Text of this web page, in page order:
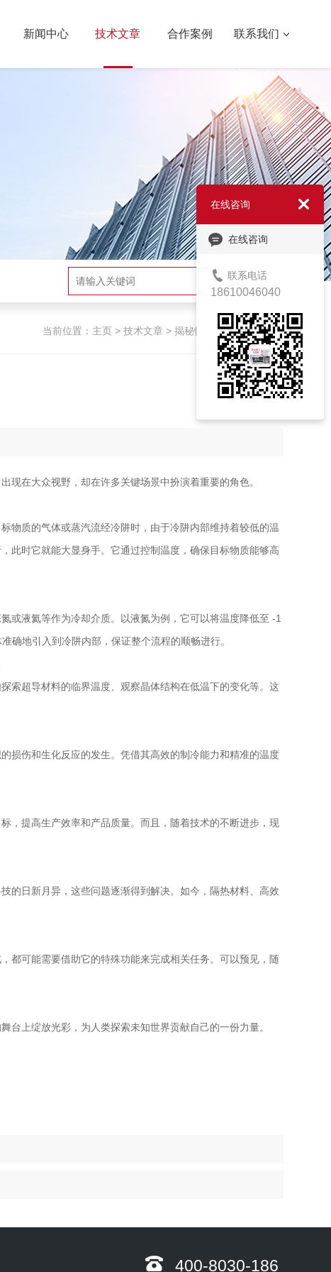
新闻中心 技术文章 合作案例 联系我们
搜索
当前位置： 主页> 技术文章> 揭秘快速低温冷阱的认知
在大众视野，却在许多关键场景中扮演着重要的角色。
物质的气体或蒸汽流经冷阱时，由于冷阱内部维持着较低的温
此时它就能大显身手。它通过控制温度，确保目标物质能够高
液氦等作为冷却介质。以液氮为例，它可以将温度降低至 -1
地引入到冷阱内部，保证整个流程的顺畅进行。
超导材料的临界温度、观察晶体结构在低温下的变化等。这
伤和生化反应的发生。凭借其高效的制冷能力和精准的温度
提高生产效率和产品质量。而且，随着技术的不断进步，现
日新月异，这些问题逐渐得到解决。如今，隔热材料、高效
可能需要借助它的特殊功能来完成相关任务。可以预见，随
上绽放光彩，为人类探索未知世界贡献自己的一份力量。
400-8030-186
在线咨询
在线咨询
联系电话
18610046040